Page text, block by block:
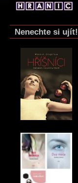
Nenechte si ujít!